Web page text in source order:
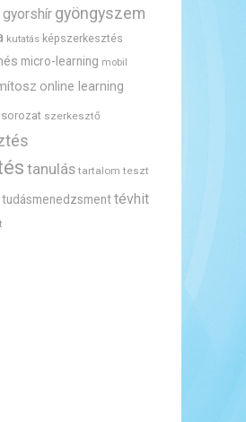
gyorshír gyöngyszem
kutatás képszerkesztés
micro-learning mobil
online learning
sorozat szerkesztő
tanulás tartalom teszt
tudásmenedzsmenttévhit